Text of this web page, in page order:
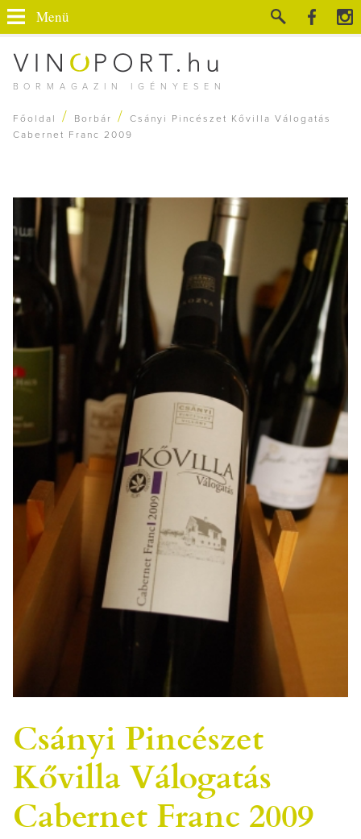
BORMAGAZIN IGÉNYESEN
Menü
Főoldal / Borbár /
Csányi Pincészet Kővilla Válogatás
Cabernet Franc 2009
Csányi Pincészet
Kővilla Válogatás
Cabernet Franc 2009